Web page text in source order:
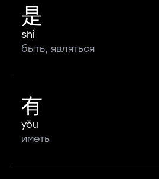
是
shì
быть, являться
有
yǒu
иметь